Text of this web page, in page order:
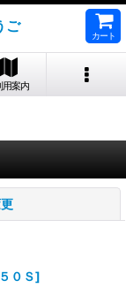
ご
カート
用案内
０Ｓ]